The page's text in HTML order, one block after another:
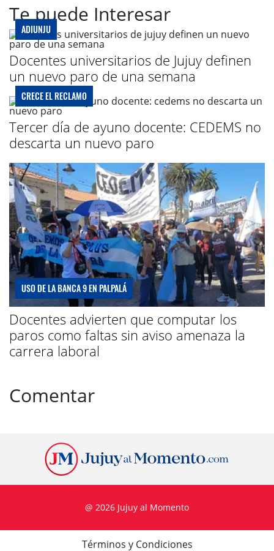
Te puede Interesar
ADIUNJU
Docentes universitarios de Jujuy definen
un nuevo paro de una semana
CRECE EL RECLAMO
Tercer día de ayuno docente: CEDEMS no
descarta un nuevo paro
USO DE LA BANCA 9 EN PALPALÁ
Docentes advierten que computar los
paros como faltas sin aviso amenaza la
carrera laboral
Comentar
@ 2026 Jujuy al Momento
Términos y Condiciones